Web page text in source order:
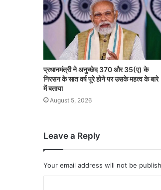
प्रधानमंत्री ने अनुच्छेद 370 और 35(ए) के
निरसन के सात वर्ष पूरे होने पर उसके महत्व के बारे
में बताया
August 5, 2026
Leave a Reply
Your email address will not be